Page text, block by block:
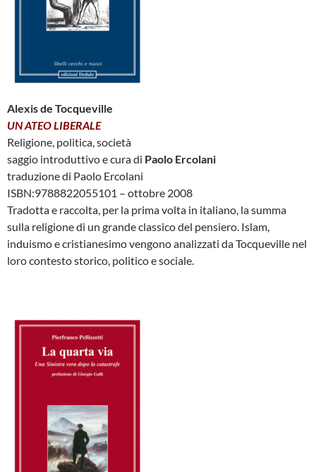
Alexis de Tocqueville
UN ATEO LIBERALE
Religione, politica, società
saggio introduttivo e cura di Paolo Ercolani
traduzione di Paolo Ercolani
ISBN:9788822055101 – ottobre 2008
Tradotta e raccolta, per la prima volta in italiano, la summa
sulla religione di un grande classico del pensiero. Islam,
induismo e cristianesimo vengono analizzati da Tocqueville nel
loro contesto storico, politico e sociale.